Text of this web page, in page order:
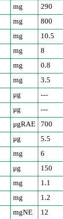
mg
290
mg
800
mg
10.5
mg
8
mg
0.8
mg
3.5
μg
---
μg
---
μgRAE
700
μg
5.5
mg
6
μg
150
mg
1.1
mg
1.2
mgNE
12